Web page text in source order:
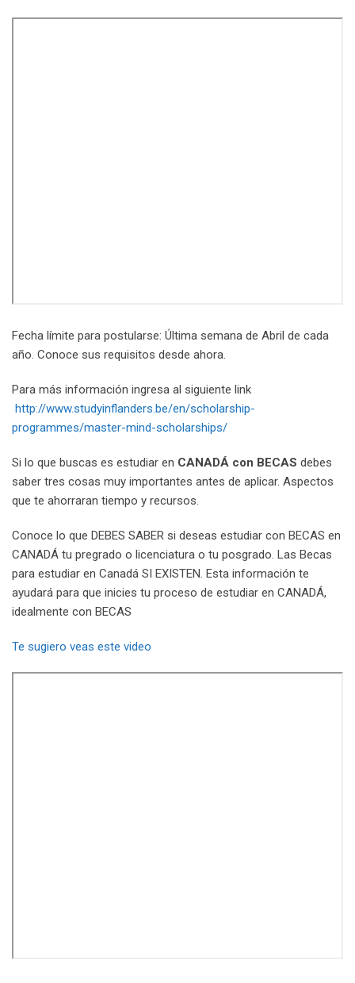
Fecha límite para postularse: Última semana de Abril de cada
año. Conoce sus requisitos desde ahora.
Para más información ingresa al siguiente link
http://www.studyinflanders.be/en/scholarship-
programmes/master-mind-scholarships/
Si lo que buscas es estudiar en CANADÁ con BECAS debes
saber tres cosas muy importantes antes de aplicar. Aspectos
que te ahorraran tiempo y recursos.
Conoce lo que DEBES SABER si deseas estudiar con BECAS en
CANADÁ tu pregrado o licenciatura o tu posgrado. Las Becas
para estudiar en Canadá SI EXISTEN. Esta información te
ayudará para que inicies tu proceso de estudiar en CANADÁ,
idealmente con BECAS
Te sugiero veas este video